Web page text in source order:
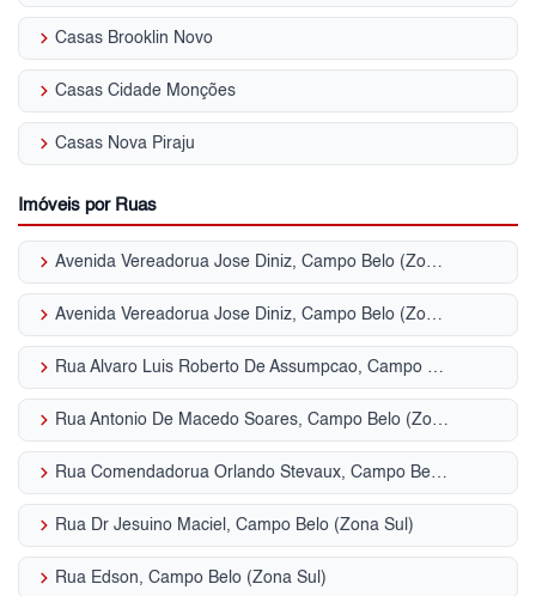
keyboard_arrow_right Casas Brooklin Novo
keyboard_arrow_right Casas Cidade Monções
keyboard_arrow_right Casas Nova Piraju
Imóveis por Ruas
keyboard_arrow_right Avenida Vereadorua Jose Diniz, Campo Belo (Zona Sul)
keyboard_arrow_right Avenida Vereadorua Jose Diniz, Campo Belo (Zona Sul)
keyboard_arrow_right Rua Alvaro Luis Roberto De Assumpcao, Campo Belo (Zona Sul)
keyboard_arrow_right Rua Antonio De Macedo Soares, Campo Belo (Zona Sul)
keyboard_arrow_right Rua Comendadorua Orlando Stevaux, Campo Belo (Zona Sul)
keyboard_arrow_right Rua Dr Jesuino Maciel, Campo Belo (Zona Sul)
keyboard_arrow_right Rua Edson, Campo Belo (Zona Sul)